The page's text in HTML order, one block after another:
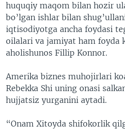
huquqiy maqom bilan hozir
bo’lgan ishlar bilan
iqtisodiyotga ancha foydasi
oilalari va jamiyat ham foyda
aholishunos Fillip Konnor.
Amerika biznes muhojirlari
Rebekka Shi uning onasi
hujjatsiz yurganini aytadi.
“Onam Xitoyda shifokorlik